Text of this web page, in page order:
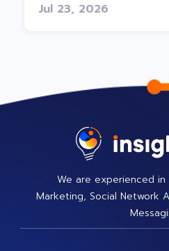
Jul 23, 2026
We are experienced
Marketing, Social Network